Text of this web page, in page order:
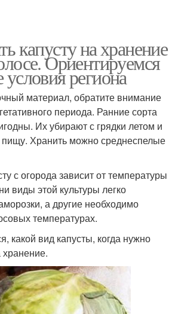
капусту на хранение
Ориентируемся
региона
материал, обратите внимание
периода. Ранние сорта
Их убирают с грядки летом и
пищу. Хранить можно среднеспелые
с огорода зависит от температуры
виды этой культуры легко
а другие необходимо
температурах.
какой вид капусты, когда нужно
хранение.